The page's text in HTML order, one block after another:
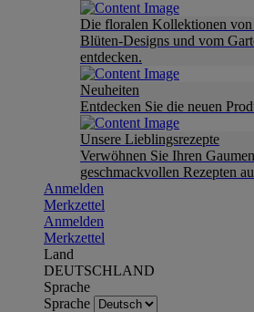
Die floralen Kollektionen von
Blüten-Designs und vom
entdecken.
Neuheiten
Entdecken Sie die neuen
Unsere Lieblingsrezepte
Verwöhnen Sie Ihren
geschmackvollen Rezepten
Anmelden
Merkzettel
Anmelden
Merkzettel
Land
DEUTSCHLAND
Sprache
Sprache